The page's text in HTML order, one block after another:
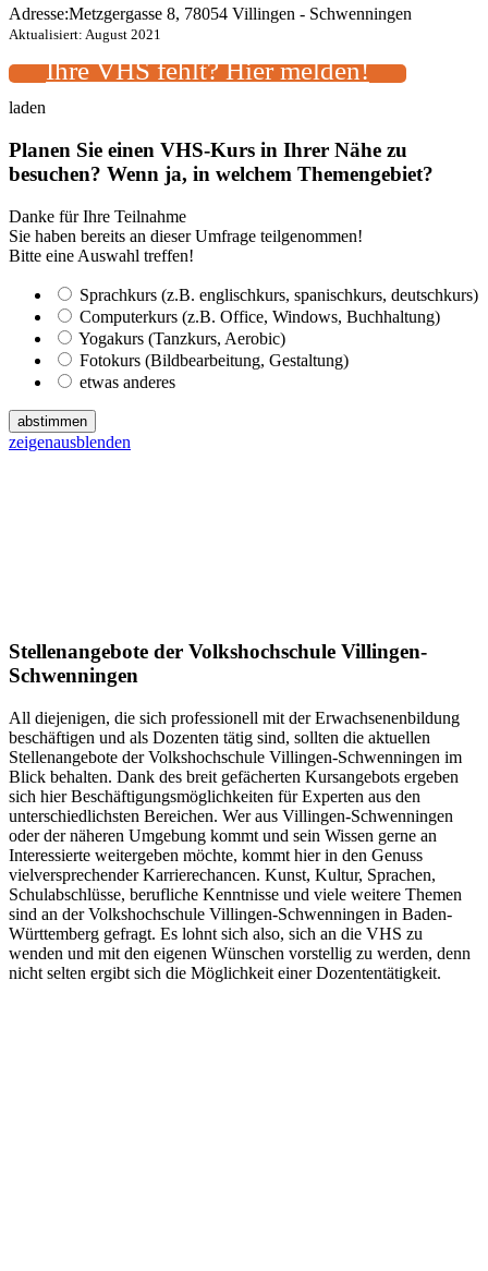
Adresse:Metzgergasse 8, 78054 Villingen - Schwenningen
Aktualisiert: August 2021
Ihre VHS fehlt? Hier melden!
laden
Planen Sie einen VHS-Kurs in Ihrer Nähe zu
besuchen? Wenn ja, in welchem Themengebiet?
Danke für Ihre Teilnahme
Sie haben bereits an dieser Umfrage teilgenommen!
Bitte eine Auswahl treffen!
Sprachkurs (z.B. englischkurs, spanischkurs, deutschkurs)
Computerkurs (z.B. Office, Windows, Buchhaltung)
Yogakurs (Tanzkurs, Aerobic)
Fotokurs (Bildbearbeitung, Gestaltung)
etwas anderes
abstimmen
zeigenausblenden
Stellenangebote der Volkshochschule Villingen-
Schwenningen
All diejenigen, die sich professionell mit der Erwachsenenbildung
beschäftigen und als Dozenten tätig sind, sollten die aktuellen
Stellenangebote der Volkshochschule Villingen-Schwenningen im
Blick behalten. Dank des breit gefächerten Kursangebots ergeben
sich hier Beschäftigungsmöglichkeiten für Experten aus den
unterschiedlichsten Bereichen. Wer aus Villingen-Schwenningen
oder der näheren Umgebung kommt und sein Wissen gerne an
Interessierte weitergeben möchte, kommt hier in den Genuss
vielversprechender Karrierechancen. Kunst, Kultur, Sprachen,
Schulabschlüsse, berufliche Kenntnisse und viele weitere Themen
sind an der Volkshochschule Villingen-Schwenningen in Baden-
Württemberg gefragt. Es lohnt sich also, sich an die VHS zu
wenden und mit den eigenen Wünschen vorstellig zu werden, denn
nicht selten ergibt sich die Möglichkeit einer Dozententätigkeit.